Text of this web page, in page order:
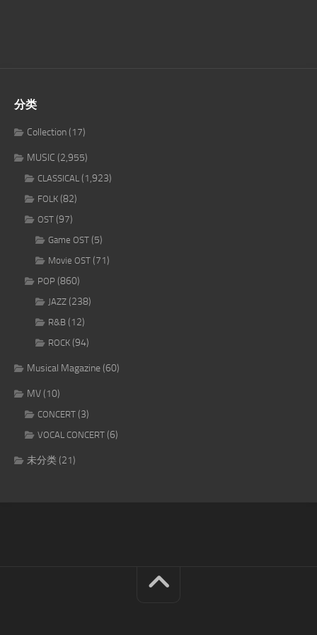
分类
Collection(17)
MUSIC (2,955)
CLASSICAL (1,923)
FOLK (82)
OST (97)
Game OST (5)
Movie OST (71)
POP (860)
JAZZ (238)
R&B (12)
ROCK (94)
Musical Magazine(60)
MV(10)
CONCERT (3)
VOCAL CONCERT (6)
未分类(21)